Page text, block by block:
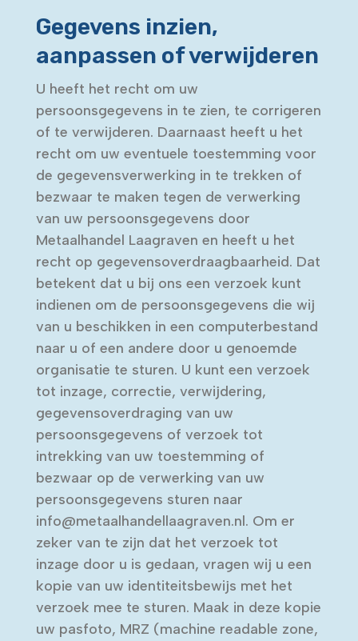
Gegevens inzien,
aanpassen of verwijderen
U heeft het recht om uw
persoonsgegevens in te zien, te corrigeren
of te verwijderen. Daarnaast heeft u het
recht om uw eventuele toestemming voor
de gegevensverwerking in te trekken of
bezwaar te maken tegen de verwerking
van uw persoonsgegevens door
Metaalhandel Laagraven en heeft u het
recht op gegevensoverdraagbaarheid. Dat
betekent dat u bij ons een verzoek kunt
indienen om de persoonsgegevens die wij
van u beschikken in een computerbestand
naar u of een andere door u genoemde
organisatie te sturen. U kunt een verzoek
tot inzage, correctie, verwijdering,
gegevensoverdraging van uw
persoonsgegevens of verzoek tot
intrekking van uw toestemming of
bezwaar op de verwerking van uw
persoonsgegevens sturen naar
info@metaalhandellaagraven.nl. Om er
zeker van te zijn dat het verzoek tot
inzage door u is gedaan, vragen wij u een
kopie van uw identiteitsbewijs met het
verzoek mee te sturen. Maak in deze kopie
uw pasfoto, MRZ (machine readable zone,